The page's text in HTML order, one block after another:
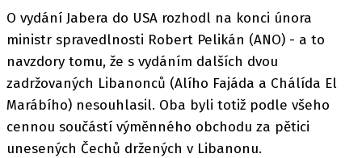
O vydání Jabera do USA rozhodl na konci února
ministr spravedlnosti Robert Pelikán (ANO) - a to
navzdory tomu, že s vydáním dalších dvou
zadržovaných Libanonců (Alího Fajáda a Chálída El
Marábího) nesouhlasil. Oba byli totiž podle všeho
cennou součástí výměnného obchodu za pětici
unesených Čechů držených v Libanonu.